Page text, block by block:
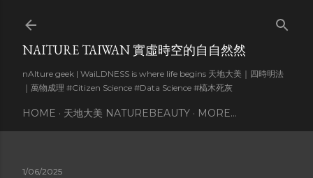
NAITURE TAIWAN 實虛時空的自自然然
nAIture geek | WaiLDNESS is where life begins 天地大美｜四時明法
｜萬物成理 #Citizen Science #Data Science #槁木死灰
HOME 天地大美 NATUREBEAUTY MORE…
1/06/2025